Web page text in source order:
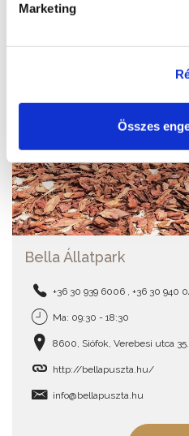
Marketing
Összes
Bella Állatpark
+36 30 939 6006 , +36 30 940
Ma: 09:30 - 18:30
8600, Siófok, Verebesi utca 35.
http://bellapuszta.hu/
info@bellapuszta.hu